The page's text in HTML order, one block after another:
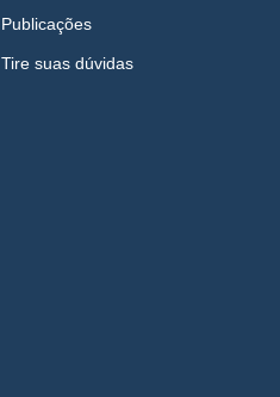
Publicações
Tire suas dúvidas